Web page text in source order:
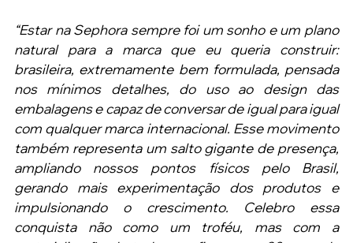
“Estar na Sephora sempre foi um sonho e um plano
natural para a marca que eu queria construir:
brasileira, extremamente bem formulada, pensada
nos mínimos detalhes, do uso ao design das
embalagens e capaz de conversar de igual para igual
com qualquer marca internacional. Esse movimento
também representa um salto gigante de presença,
ampliando nossos pontos físicos pelo Brasil,
gerando mais experimentação dos produtos e
impulsionando o crescimento. Celebro essa
conquista não como um troféu, mas com a